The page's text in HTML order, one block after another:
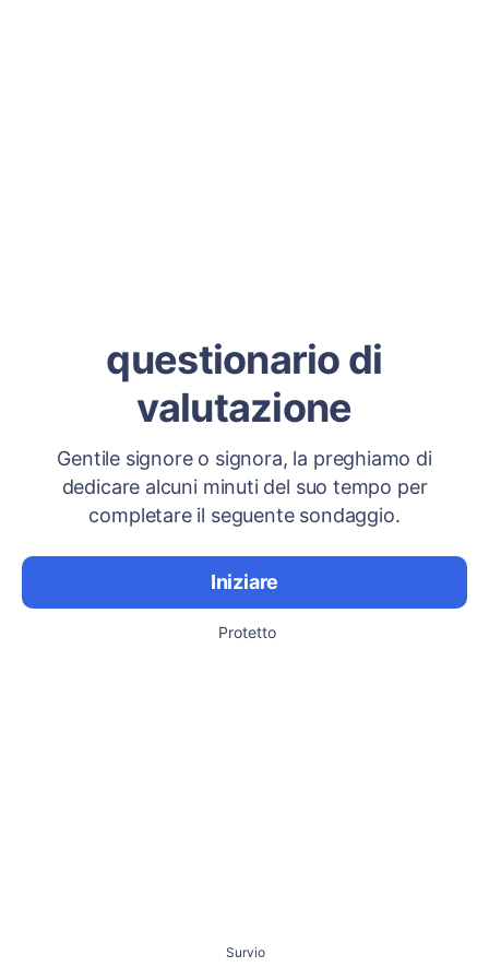
questionario di
valutazione
Gentile signore o signora, la preghiamo di
dedicare alcuni minuti del suo tempo per
completare il seguente sondaggio.
Iniziare
Protetto
Survio